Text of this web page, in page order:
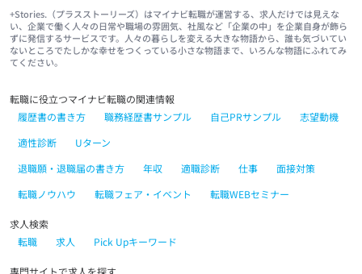
+Stories.（プラスストーリーズ）はマイナビ転職が運営する、求人だけでは見えな
い、企業で働く人々の日常や職場の雰囲気、社風など「企業の中」を企業自身が飾ら
ずに発信するサービスです。人々の暮らしを変える大きな物語から、誰も気づいてい
ないところでたしかな幸せをつくっている小さな物語まで、いろんな物語にふれてみ
てください。
転職に役立つマイナビ転職の関連情報
履歴書の書き方
職務経歴書サンプル 自己PRサンプル
志望動機
適性診断
Uターン
退職願・退職届の書き方
年収 適職診断 仕事
面接対策
転職ノウハウ
転職フェア・イベント 転職WEBセミナー
求人検索
転職
求人 Pick Upキーワード